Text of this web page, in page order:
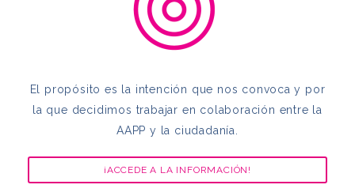
El propósito es la intención que nos convoca y por
la que decidimos trabajar en colaboración entre la
AAPP y la ciudadanía.
¡ACCEDE A LA INFORMACIÓN!